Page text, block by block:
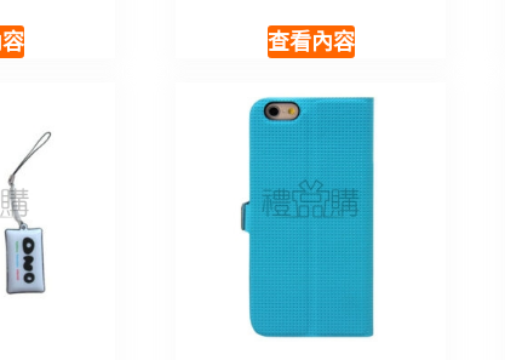
查看內容